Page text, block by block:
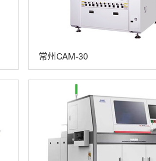
常州CAM-30